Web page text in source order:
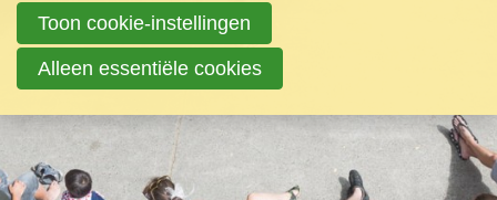
Toon cookie-instellingen
Alleen essentiële cookies